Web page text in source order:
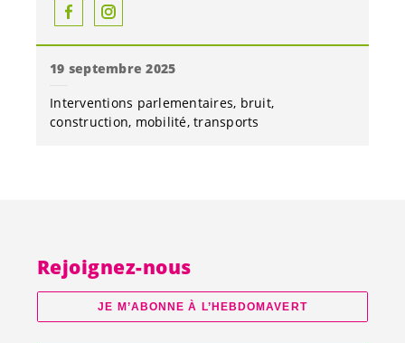
19 septembre 2025
Interventions parlementaires bruit
construction mobilité transports
Rejoignez-nous
JE M’ABONNE À L’HEBDOMAVERT